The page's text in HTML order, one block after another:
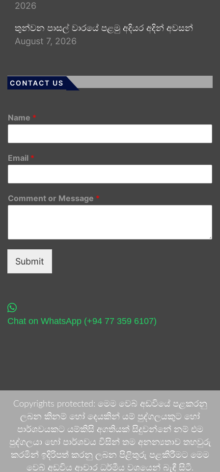
2026
තුන්වන පාසල් වාරයේ පළමු අදියර අදින් අවසන්
August 7, 2026
CONTACT US
Name *
Email *
Comment or Message *
Submit
Chat on WhatsApp (+94 77 359 6107)
Copyrights protected: මෙම වෙබ් අඩවියේ පළකරනු
ලබන කිනම් හෝ දෙයකින් යම් පුද්ගලයකුට හෝ
පාර්ශවයකට යම්කිසි අගතියක් සිදුවන්නේ නම් එම
පුද්ගලයා හෝ පාර්ශවය විසින් තම අනන්‍යතාව තහවුරු
කරමින් ඉදිරිපත් කරනු ලබන පිළිතුරු පළකිරීමට මෙම
වෙබ් අඩවිය ආචාර ධර්මීය වශයෙන් බැඳී සිටී.